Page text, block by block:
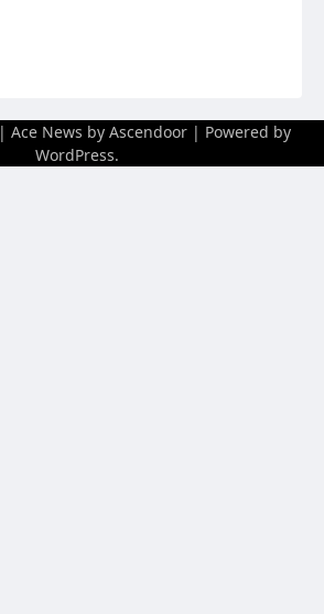
| Ace News by Ascendoor | Powered by
WordPress.